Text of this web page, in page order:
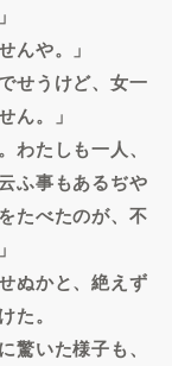
んや。」
せうけど、女一
ん。」
わたしも一人、
ふ事もあるぢや
たべたのが、不
ぬかと、絶えず
た。
いた様子も、